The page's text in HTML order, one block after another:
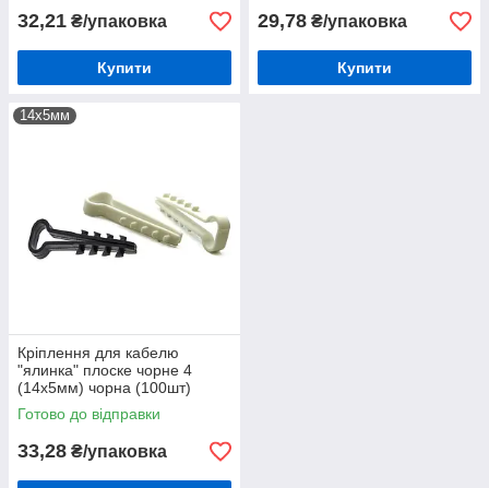
32,21 ₴/упаковка
Купити
29,78 ₴/упаковка
Купити
14х5мм
Кріплення для кабелю
"ялинка" плоске чорне 4
(14х5мм) чорна (100шт)
Готово до відправки
33,28 ₴/упаковка